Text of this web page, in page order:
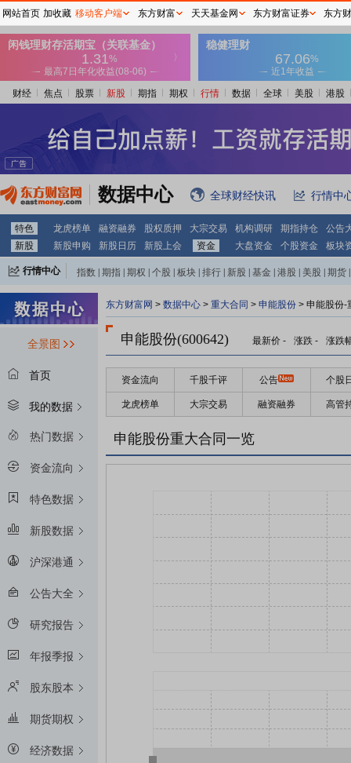
财经 焦点 股票 新股 期指 期权 行情 数据 全球 美股 港股
数据中心 全球财经快讯 行情中
特色 龙虎榜单 融资融券 股权质押 大宗交易 机构调研 期指持仓
公告
新股
新股申购 新股日历 新股上会 资金 大盘资金 个股资金 板块
行情中心 指数 期指 期权 个股 板块 排行 新股 基金 港股 美股 期货
全景图
首页
我的数据
热门数据
资金流向
特色数据
新股数据
沪深港通
公告大全
研究报告
年报季报
股东股本
期货期权
经济数据
东方财富网 > 数据中心 > 重大合同 > 申能股份 > 申能股份-
申能股份(600642) 最新价 - 涨跌 - 涨跌
资金流向 千股千评 公告 个股
龙虎榜单 大宗交易 融资融券 高管
申能股份重大合同一览
网站首页 加收藏 移动客户端 东方财富 天天基金网 东方财富证券 东方